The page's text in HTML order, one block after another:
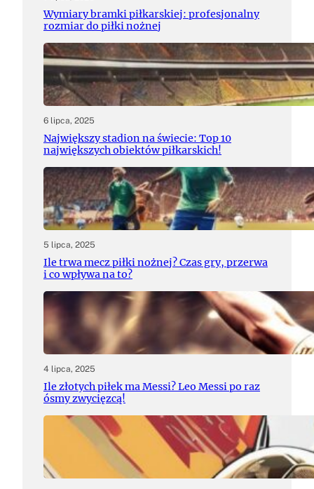
Wymiary bramki piłkarskiej: profesjonalny
rozmiar do piłki nożnej
6 lipca, 2025
Największy stadion na świecie: Top 10
największych obiektów piłkarskich!
5 lipca, 2025
Ile trwa mecz piłki nożnej? Czas gry, przerwa
i co wpływa na to?
4 lipca, 2025
Ile złotych piłek ma Messi? Leo Messi po raz
ósmy zwycięzcą!